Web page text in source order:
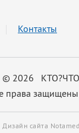
© 2026
права
Контакты
Дизайн сайта